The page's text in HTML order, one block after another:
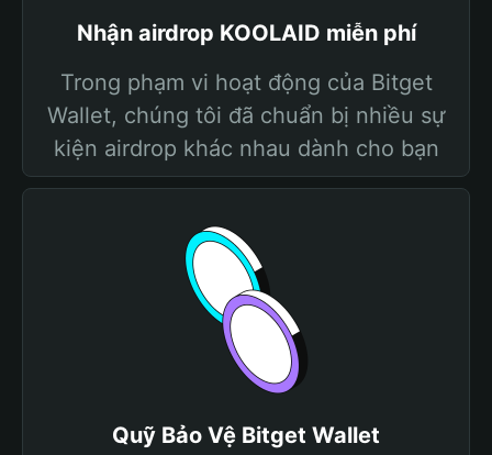
Nhận airdrop KOOLAID miễn phí
Trong phạm vi hoạt động của Bitget
Wallet, chúng tôi đã chuẩn bị nhiều sự
kiện airdrop khác nhau dành cho bạn
Quỹ Bảo Vệ Bitget Wallet